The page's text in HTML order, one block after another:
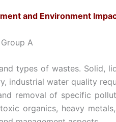
and Environment
A
types of wastes. Solid,
industrial water quality
removal of specific
organics, heavy